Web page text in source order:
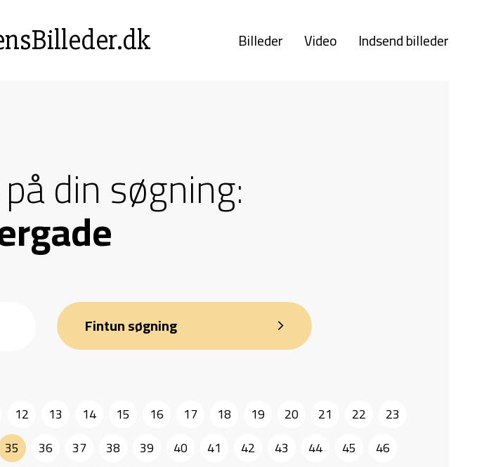
Billeder Video Indsend billeder
din søgning:
Fintun søgning
12 13 14 15 16 17 18 19 20 21 22
23
35 36 37 38 39 40 41 42 43 44 45
46